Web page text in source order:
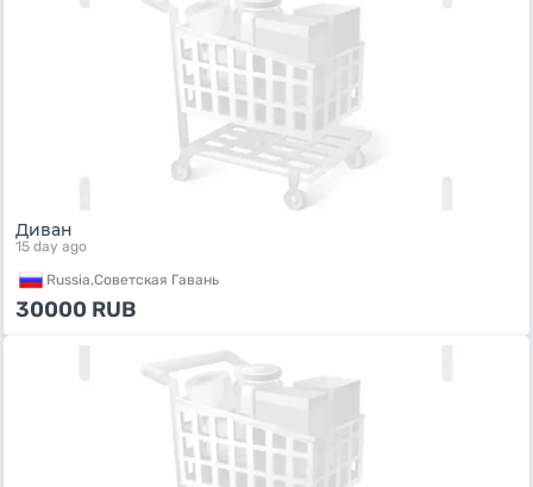
Диван
15 day ago
Russia,Советская Гавань
30000 RUB